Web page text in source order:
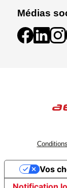
Médias
Vos